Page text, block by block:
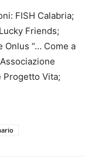
FISH Calabria;
Friends;
Onlus “… Come a
Progetto Vita;